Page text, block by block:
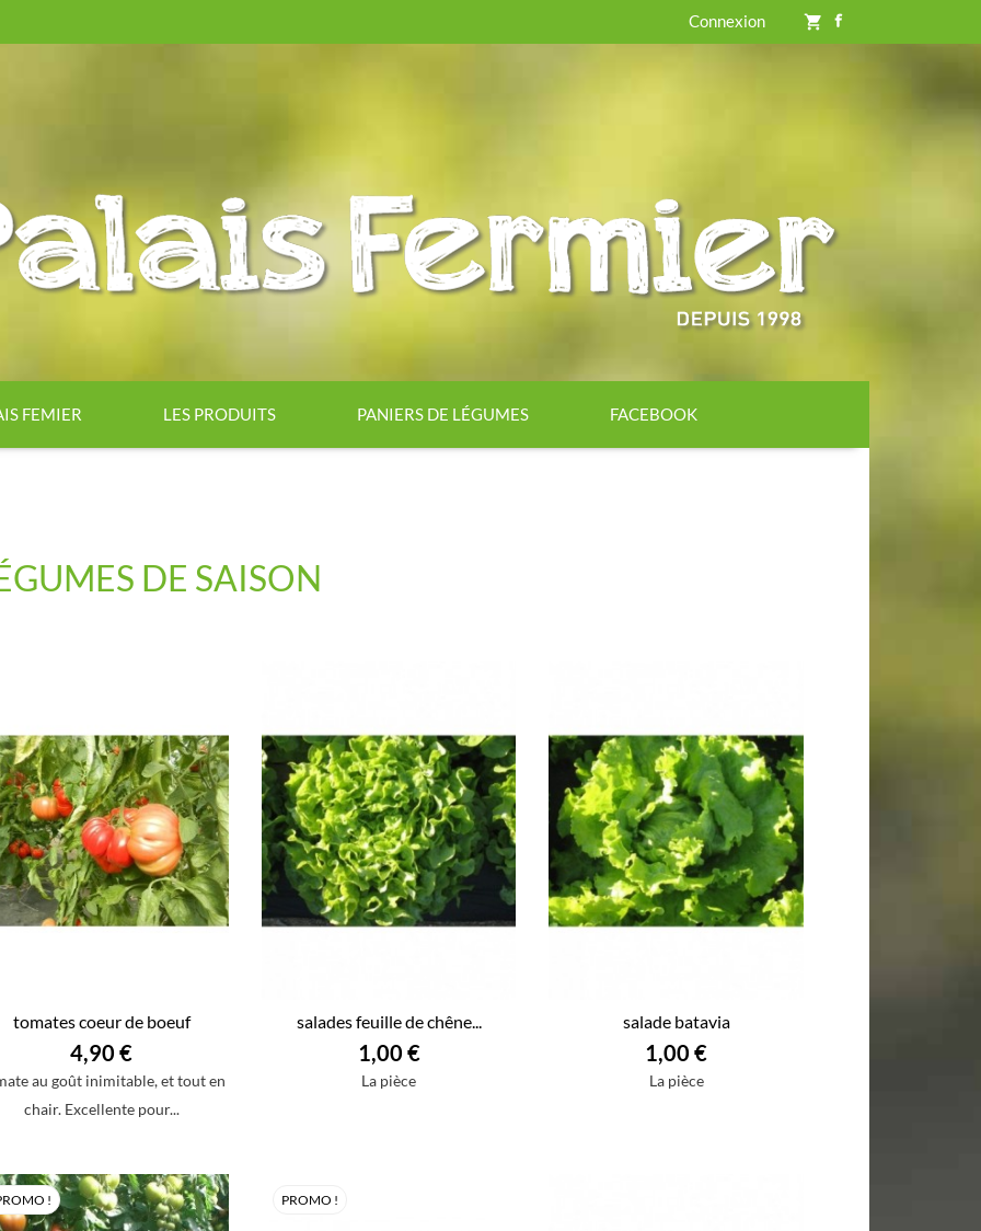
Connexion shopping_cart
FEMIER LES PRODUITS PANIERS DE LÉGUMES FACEBOOK
DE SAISON
tomates coeur de boeuf
4,90 €
au goût inimitable, et tout en
chair. Excellente pour...
salades feuille de chêne...
1,00 €
La pièce
salade batavia
1,00 €
La pièce
! PROMO !